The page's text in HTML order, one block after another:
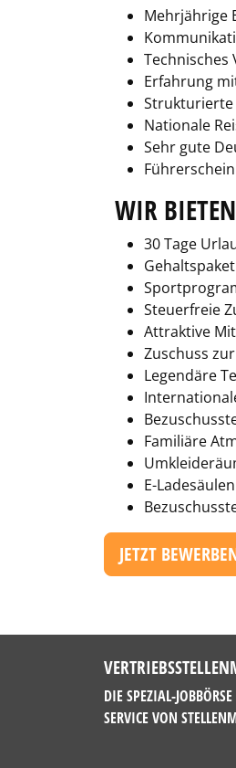
Mehrjährige
Technisches
Erfahrung
Strukturierte
Nationale
Sehr gute
WIR BIETEN
30 Tage
Steuerfreie
Attraktive
Zuschuss
Legendäre
Familiäre
E-
JETZT
DIE SPEZIAL-
SERVICE VON